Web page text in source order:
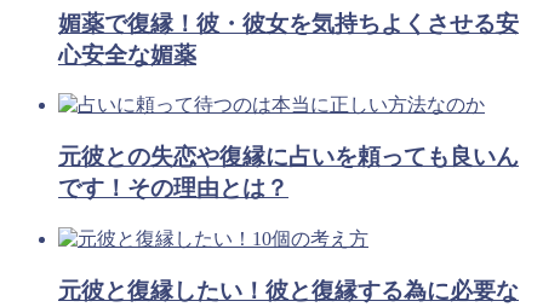
媚薬で復縁！彼・彼女を気持ちよくさせる安
心安全な媚薬
元彼との失恋や復縁に占いを頼っても良いん
です！その理由とは？
元彼と復縁したい！彼と復縁する為に必要な